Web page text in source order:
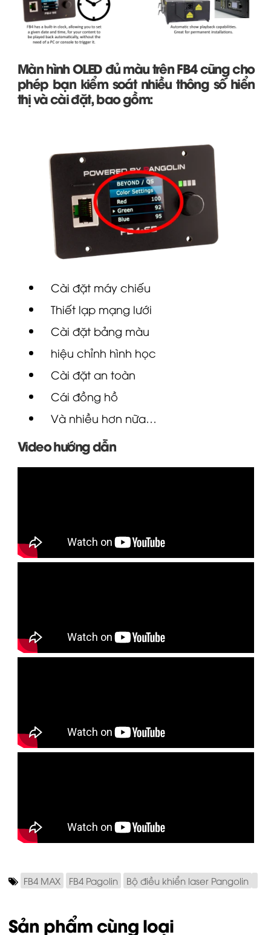
Màn hình OLED đủ màu trên FB4 cũng cho
phép bạn kiểm soát nhiều thông số hiển
thị và cài đặt, bao gồm:
Cài đặt máy chiếu
Thiết lạp mạng lưới
Cài đặt bảng màu
hiệu chỉnh hình học
Cài đặt an toàn
Cái đồng hồ
Và nhiều hơn nữa…
Video hướng dẫn
FB4 MAX FB4 Pagolin Bộ điều khiển laser Pangolin
Sản phẩm cùng loại